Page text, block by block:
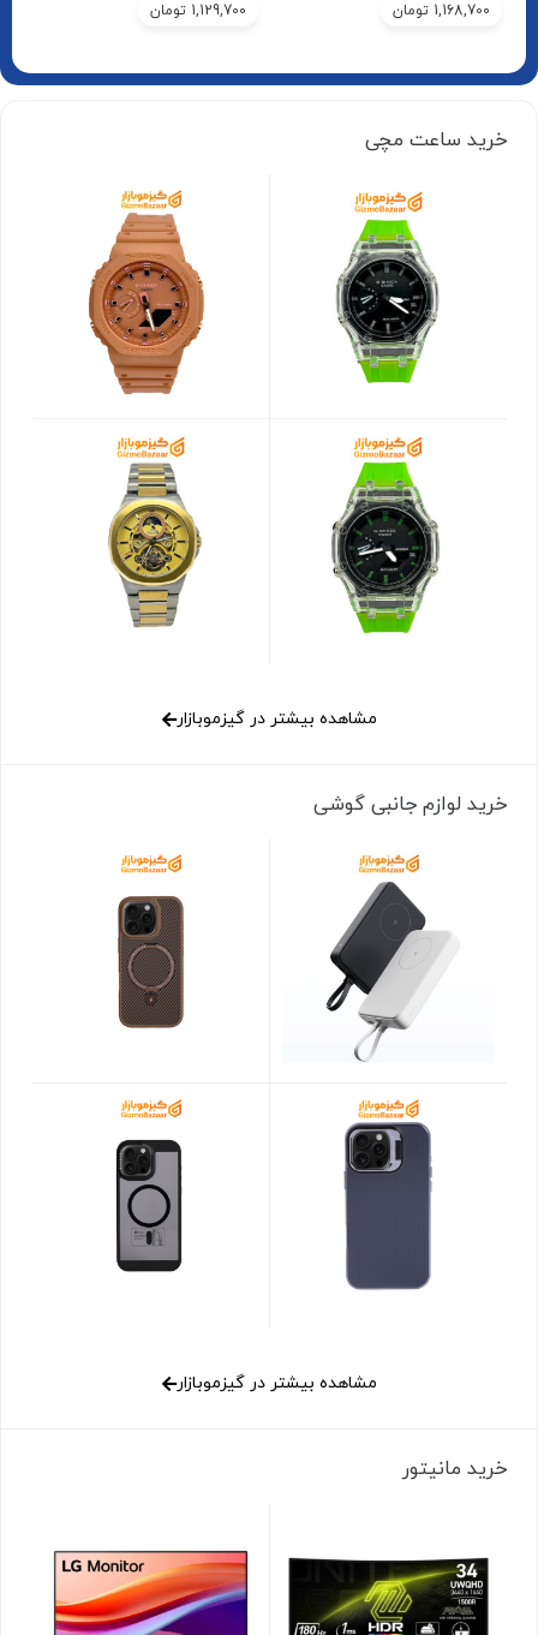
1,168,700 تومان 1,129,700 تومان
خرید ساعت مچی
مشاهده بیشتر در گیزموبازار
خرید لوازم جانبی گوشی
مشاهده بیشتر در گیزموبازار
خرید مانیتور